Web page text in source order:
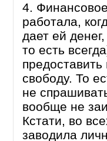
4.
работала,
дает ей
то есть
свободу. То
не
вообще не
Кстати, во
заводила